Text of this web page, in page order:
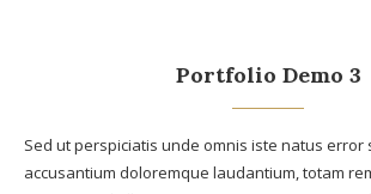
Portfolio Demo 3
Sed ut perspiciatis unde omnis iste natus error
accusantium doloremque laudantium, totam